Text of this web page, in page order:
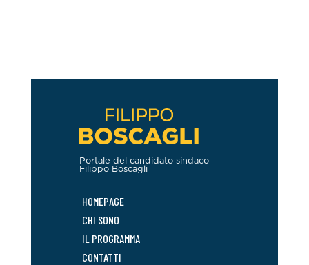
Portale del candidato sindaco
Filippo Boscagli
HOMEPAGE
CHI SONO
IL PROGRAMMA
CONTATTI